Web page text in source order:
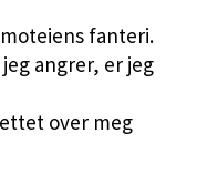
fanteri.
angrer, er jeg
over meg